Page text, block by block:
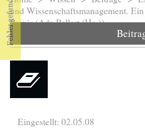
Sie sind hier
und Wissenschaftsmanagement.
Praxis (Ada Pellert (Hg.))
Eingestellt: 02.05.08